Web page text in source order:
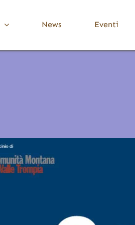
News Eventi